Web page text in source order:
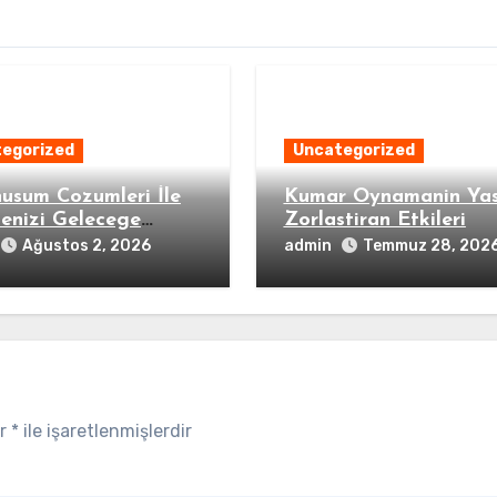
Cozumleri İle
Gelecege
Ağustos 2, 2026
Uncategorized
Kumar Oynamanin
Zorlastiran Etkileri
admin Temmuz 28,
* ile işaretlenmişlerdir